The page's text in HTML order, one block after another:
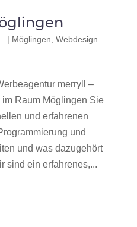
| Möglingen Webdesign
merryll –
Raum Möglingen Sie
und erfahrenen
und
und was dazugehört
sind ein erfahrenes,...